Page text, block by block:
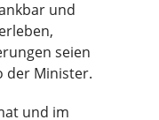
und
seien
der Minister.
und im